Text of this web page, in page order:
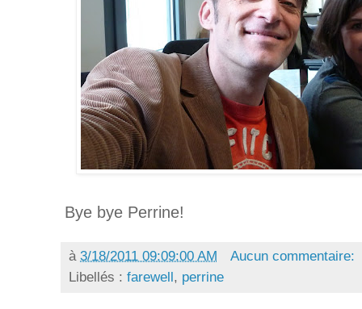
Bye bye Perrine!
à 3/18/2011 09:09:00 AM
Aucun commentaire:
Libellés : farewell, perrine